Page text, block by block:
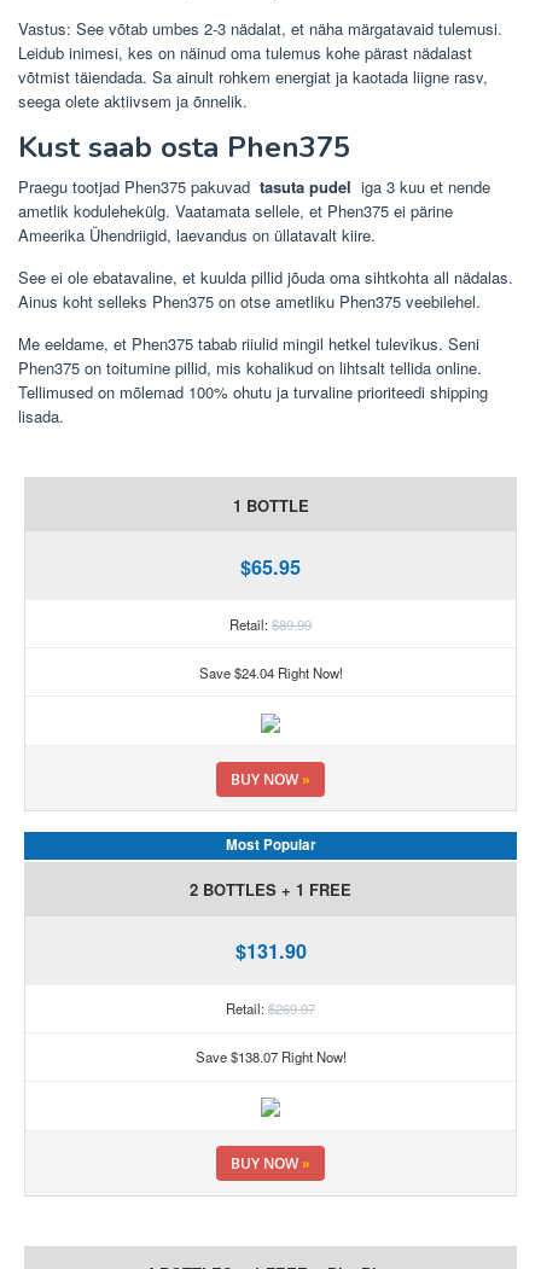
Vastus: See võtab umbes 2-3 nädalat, et näha märgatavaid tulemusi.
Leidub inimesi, kes on näinud oma tulemus kohe pärast nädalast
võtmist täiendada. Sa ainult rohkem energiat ja kaotada liigne rasv,
seega olete aktiivsem ja õnnelik.
Kust saab osta Phen375
Praegu tootjad Phen375 pakuvad tasuta pudel iga 3 kuu et nende
ametlik kodulehekülg. Vaatamata sellele, et Phen375 ei pärine
Ameerika Ühendriigid, laevandus on üllatavalt kiire.
See ei ole ebatavaline, et kuulda pillid jõuda oma sihtkohta all nädalas.
Ainus koht selleks Phen375 on otse ametliku Phen375 veebilehel.
Me eeldame, et Phen375 tabab riiulid mingil hetkel tulevikus. Seni
Phen375 on toitumine pillid, mis kohalikud on lihtsalt tellida online.
Tellimused on mõlemad 100% ohutu ja turvaline prioriteedi shipping
lisada.
1 BOTTLE
$65.95
Retail:$89.99
Save $24.04 Right Now!
BUY NOW»
Most Popular
2 BOTTLES + 1 FREE
$131.90
Retail:$269.97
Save $138.07 Right Now!
BUY NOW»